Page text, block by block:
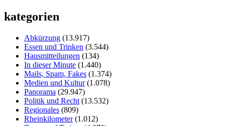
kategorien
Abkürzung (13.917)
Essen und Trinken (3.544)
Hausmitteilungen (134)
In dieser Minute (1.440)
Mails, Spam, Fakes (1.374)
Medien und Kultur(1.078)
Panorama (29.947)
Politik und Recht (13.532)
Regionales (809)
Rheinkilometer(1.012)